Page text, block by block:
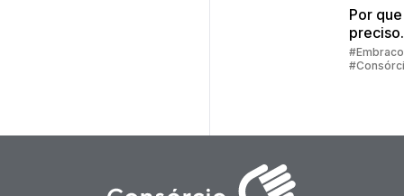
Por
preciso
alguns